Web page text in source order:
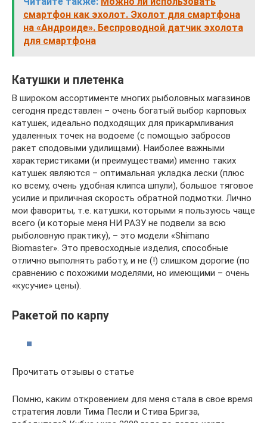
смартфон как эхолот. Эхолот для смартфона
на «Андроиде». Беспроводной датчик эхолота
для смартфона
Катушки и плетенка
В широком ассортименте многих рыболовных магазинов
сегодня представлен – очень богатый выбор карповых
катушек, идеально подходящих для прикармливания
удаленных точек на водоеме (с помощью забросов
ракет сподовыми удилищами). Наиболее важными
характеристиками (и преимуществами) именно таких
катушек являются – оптимальная укладка лески (плюс
ко всему, очень удобная клипса шпули), большое тяговое
усилие и приличная скорость обратной подмотки. Лично
мои фавориты, т.е. катушки, которыми я пользуюсь чаще
всего (и которые меня НИ РАЗУ не подвели за всю
рыболовную практику), – это модели «Shimano
Biomaster». Это превосходные изделия, способные
отлично выполнять работу, и не (!) слишком дорогие (по
сравнению с похожими моделями, но имеющими – очень
«кусучие» цены).
Ракетой по карпу
Прочитать отзывы о статье
Помню, каким откровением для меня стала в свое время
стратегия ловли Тима Песли и Стива Бригза,